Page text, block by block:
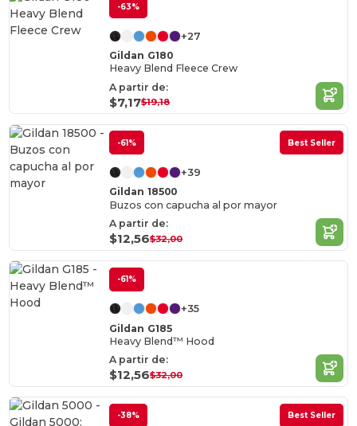
-63%
+27
Gildan G180
Heavy Blend Fleece Crew
A partir de:
$7,17$19,18
-61% Best Seller
+39
Gildan 18500
Buzos con capucha al por mayor
A partir de:
$12,56$32,00
-61%
+35
Gildan G185
Heavy Blend™ Hood
A partir de:
$12,56$32,00
-38% Best Seller